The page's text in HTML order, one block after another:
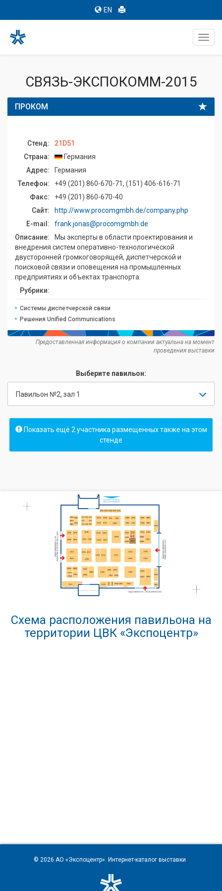
EN
СВЯЗЬ-ЭКСПОКОММ-2015
ПРОКОМ
Стенд:
21D51
Страна:
Германия
Адрес:
Германия
Телефон:
+49 (201) 860-670-71, (151) 406-616-71
Факс:
+49 (201) 860-670-40
Сайт:
http://www.procomgmbh.de/company.php
E-mail:
frank.jonas@procomgmbh.de
Описание:
Мы эксперты в области проектирования и
внедрения систем оперативно-технологической
двусторонней громкоговорящей, диспетчерской и
поисковой связи и оповещения на промышленных
предприятиях и объектах транспорта.
Рубрики:
Системы диспетчерской связи
Решения Unified Communications
Предоставленная информация о компании актуальна на момент
проведения выставки
Выберите павильон:
Павильон №2, зал 1
Показать ещё 2 участника размещенных также на этом
стенде
Схема расположения павильона на
территории ЦВК «Экспоцентр»
© 2026 АО «Экспоцентр». Интернет-каталог выставки